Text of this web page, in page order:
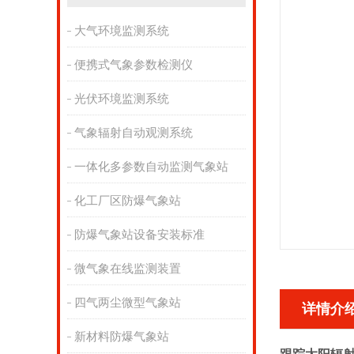
大气环境监测系统
便携式气象参数检测仪
光伏环境监测系统
气象辐射自动观测系统
一体化多参数自动监测气象站
化工厂区防爆气象站
防爆气象站设备安装标准
微气象在线监测装置
四气两尘微型气象站
新材料防爆气象站
详情介